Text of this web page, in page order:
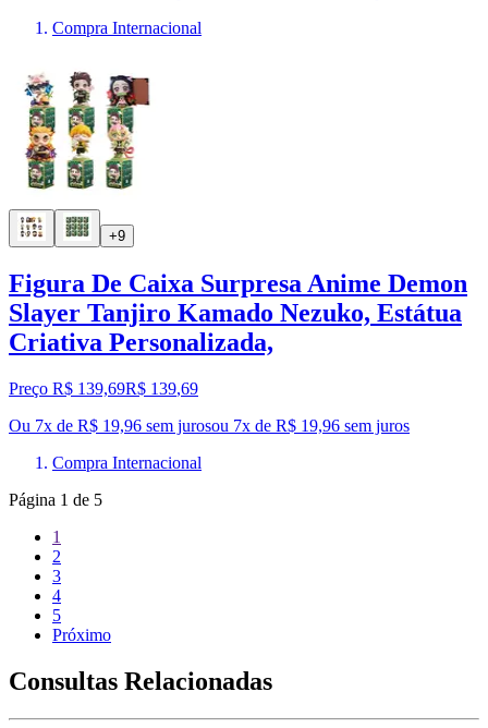
Compra Internacional
+9
Figura De Caixa Surpresa Anime Demon
Slayer Tanjiro Kamado Nezuko, Estátua
Criativa Personalizada,
Preço R$ 139,69R$ 139,69
Ou 7x de R$ 19,96 sem jurosou 7x de R$ 19,96 sem juros
Compra Internacional
Página 1 de 5
1
2
3
4
5
Próximo
Consultas Relacionadas